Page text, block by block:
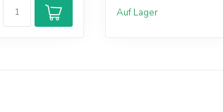
Auf Lager